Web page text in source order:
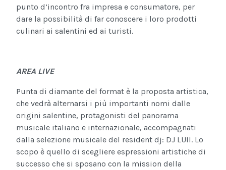
punto d’incontro fra impresa e consumatore, per
dare la possibilità di far conoscere i loro prodotti
culinari ai salentini ed ai turisti.
AREA LIVE
Punta di diamante del format è la proposta artistica,
che vedrà alternarsi i più importanti nomi dalle
origini salentine, protagonisti del panorama
musicale italiano e internazionale, accompagnati
dalla selezione musicale del resident dj: DJ LUII. Lo
scopo è quello di scegliere espressioni artistiche di
successo che si sposano con la mission della